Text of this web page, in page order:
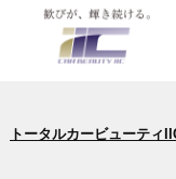
トータルカービューティ